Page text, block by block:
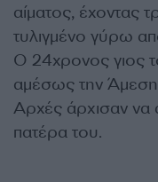
αίματος, έχοντας
τυλιγμένο γύρω
Ο 24χρονος γιος
αμέσως την
Αρχές άρχισαν να
πατέρα του.